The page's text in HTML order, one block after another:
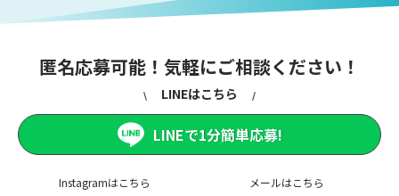
匿名応募可能！気軽にご相談ください！
Instagramはこちら メールはこちら
LINEはこちら
LINEで1分簡単応募!